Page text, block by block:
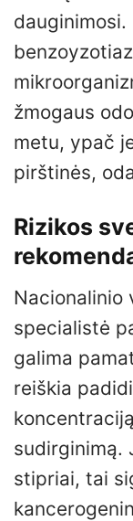
žmogaus
metu, ypač
pirštinės,
Rizikos
Nacionalinio
specialistė
galima
reiškia
sudirginimą.
stipriai, tai